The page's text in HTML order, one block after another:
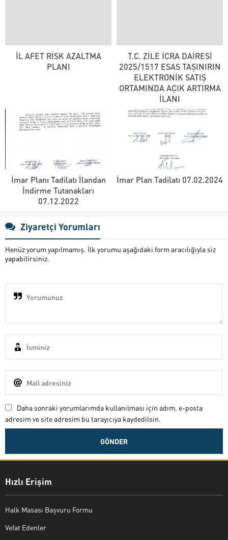
İL AFET RİSK AZALTMA
PLANI
T.C. ZİLE İCRA DAİRESİ
2025/1517 ESAS TAŞINIRIN
ELEKTRONİK SATIŞ
ORTAMINDA AÇIK ARTIRMA
İLANI
İmar Planı Tadilatı İlandan
İndirme Tutanakları
07.12.2022
İmar Plan Tadilatı 07.02.2024
Ziyaretçi Yorumları
Henüz yorum yapılmamış. İlk yorumu aşağıdaki form aracılığıyla siz
yapabilirsiniz.
Daha sonraki yorumlarımda kullanılması için adım, e-posta
adresim ve site adresim bu tarayıcıya kaydedilsin.
Hızlı Erişim
Halk Masası Başvuru Formu
Vefat Edenler